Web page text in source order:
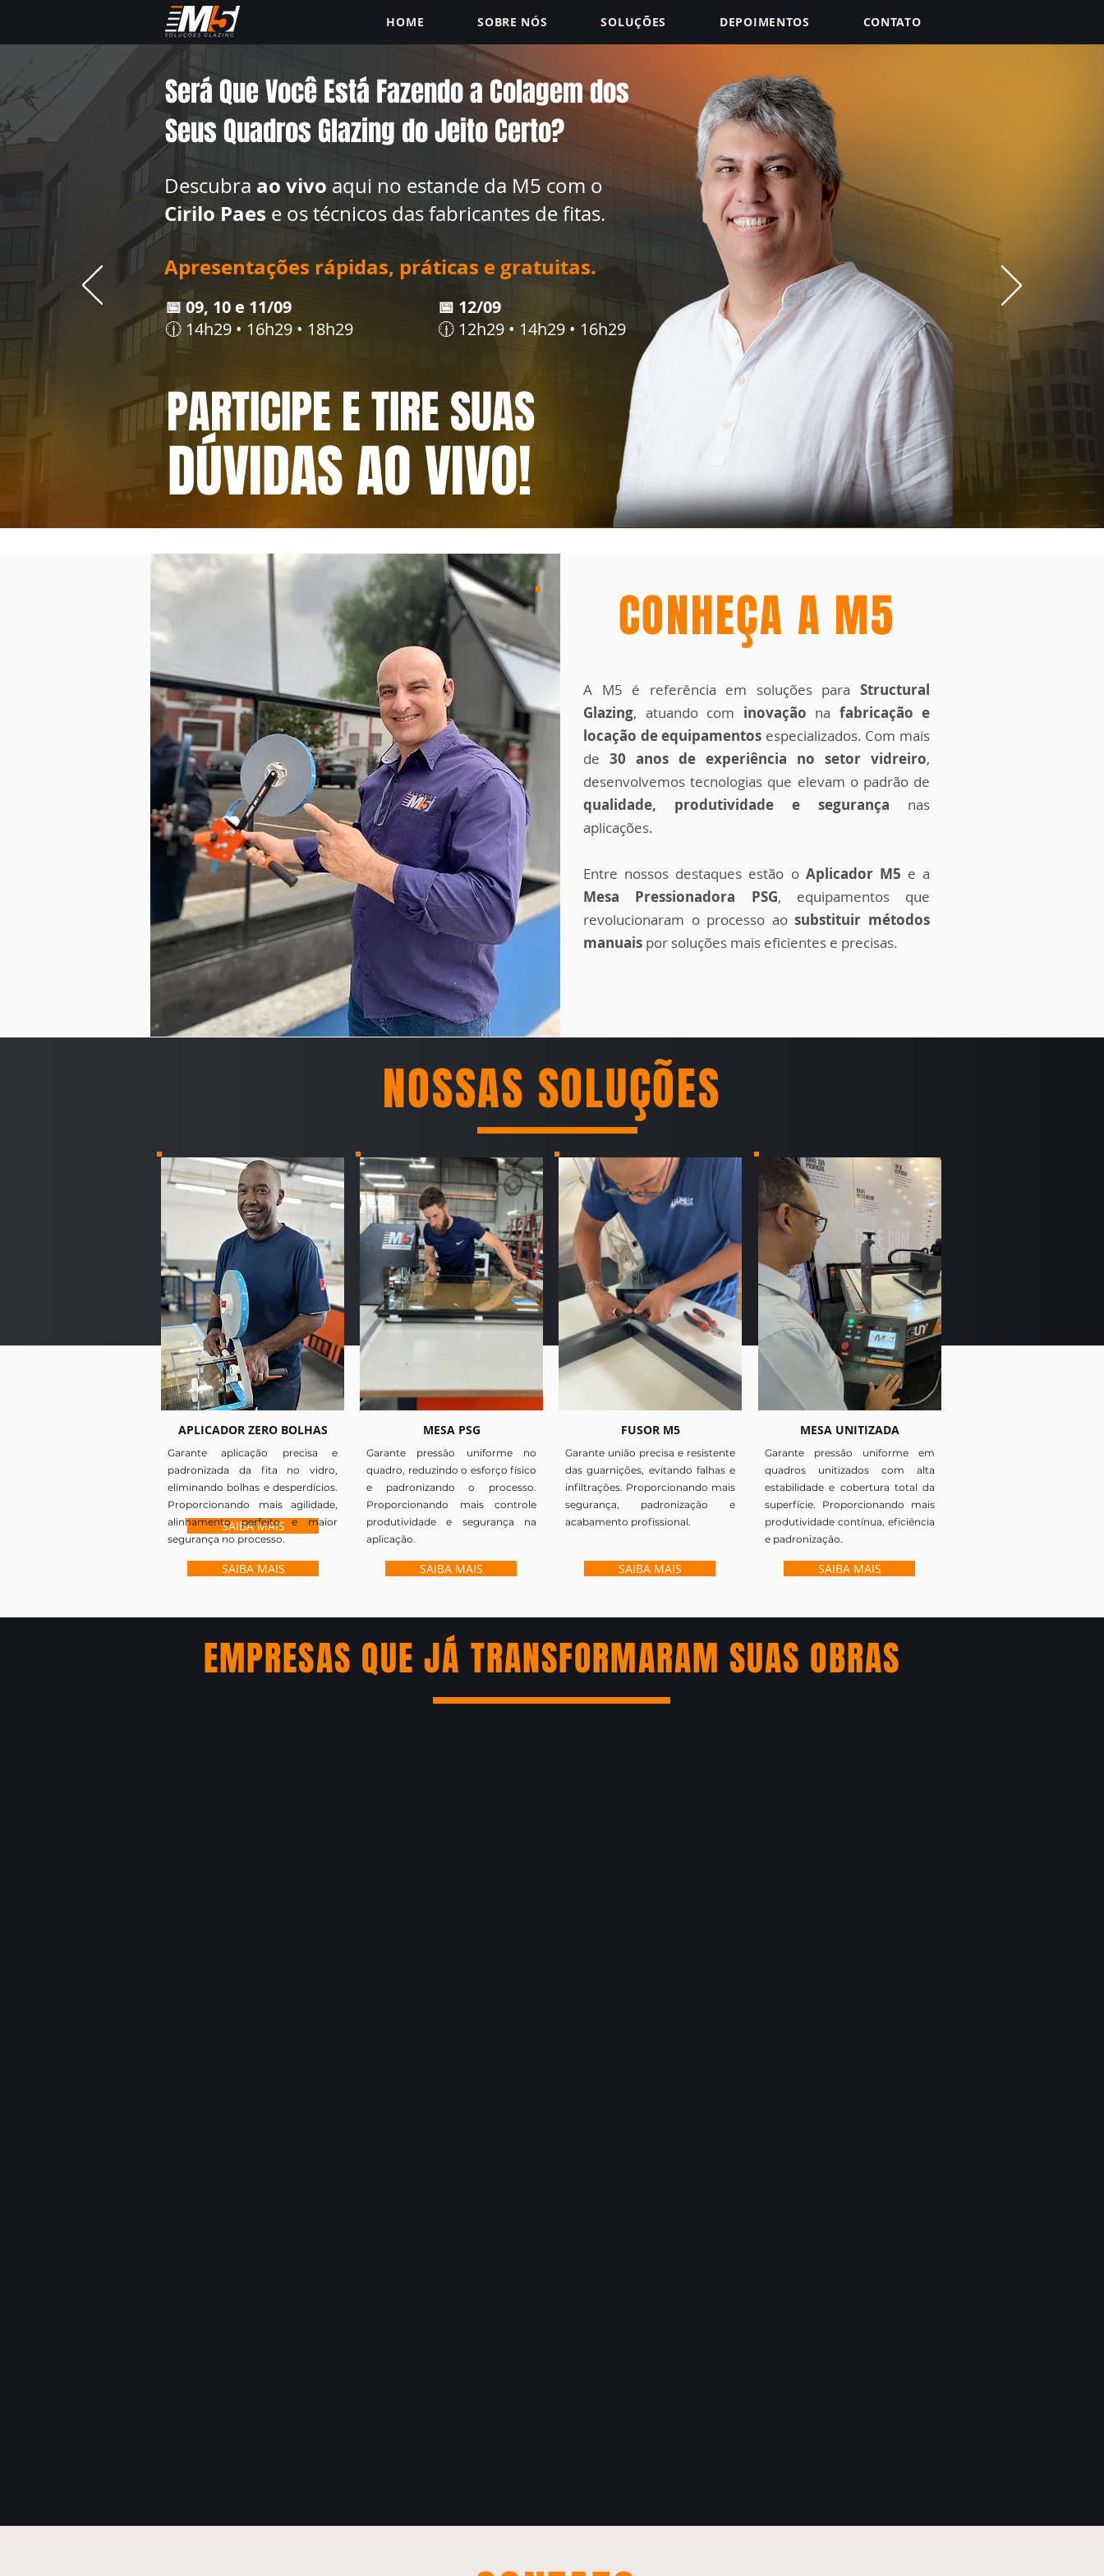
HOME SOBRE NÓS SOLUÇÕES DEPOIMENTOS CONTATO
Será Que Você Está Fazendo a Colagem dos
Seus Quadros Glazing do Jeito Certo?
Descubra ao vivo aqui no estande da M5 com o
Cirilo Paes e os técnicos das fabricantes de fitas.
Apresentações rápidas, práticas e gratuitas.
📅 09, 10 e 11/09
🕧 14h29 • 16h29 • 18h29
📅 12/09
🕧 12h29 • 14h29 • 16h29
PARTICIPE E TIRE SUAS
DÚVIDAS AO VIVO!
CONHEÇA A M5
A M5 é referência em soluções para Structural
Glazing, atuando com inovação na fabricação e
locação de equipamentos especializados. Com mais
de 30 anos de experiência no setor vidreiro,
desenvolvemos tecnologias que elevam o padrão de
qualidade, produtividade e segurança nas
aplicações.
Entre nossos destaques estão o Aplicador M5 e a
Mesa Pressionadora PSG, equipamentos que
revolucionaram o processo aosubstituir métodos
manuais por soluções mais eficientes e precisas.
NOSSAS SOLUÇÕES
SAIBA MAIS
APLICADOR ZERO BOLHAS
Garante aplicação precisa e
padronizada da fita no vidro,
eliminando bolhas e desperdícios.
Proporcionando mais agilidade,
alinhamento perfeito e maior
segurança no processo.
SAIBA MAIS
MESA PSG
Garante pressão uniforme no
quadro, reduzindo o esforço físico
e padronizando o processo.
Proporcionando mais controle
produtividade e segurança na
aplicação.
SAIBA MAIS
FUSOR M5
Garante união precisa e resistente
das guarnições, evitando falhas e
infiltrações. Proporcionando mais
segurança, padronização e
acabamento profissional.
SAIBA MAIS
MESA UNITIZADA
Garante pressão uniforme em
quadros unitizados com alta
estabilidade e cobertura total da
superfície. Proporcionando mais
produtividade contínua, eficiência
e padronização.
SAIBA MAIS
EMPRESAS QUE JÁ TRANSFORMARAM SUAS OBRAS